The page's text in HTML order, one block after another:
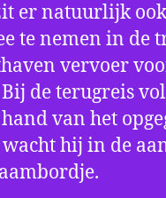
er natuurlijk
te nemen in de
vervoer
de terugreis
van het
hij in de